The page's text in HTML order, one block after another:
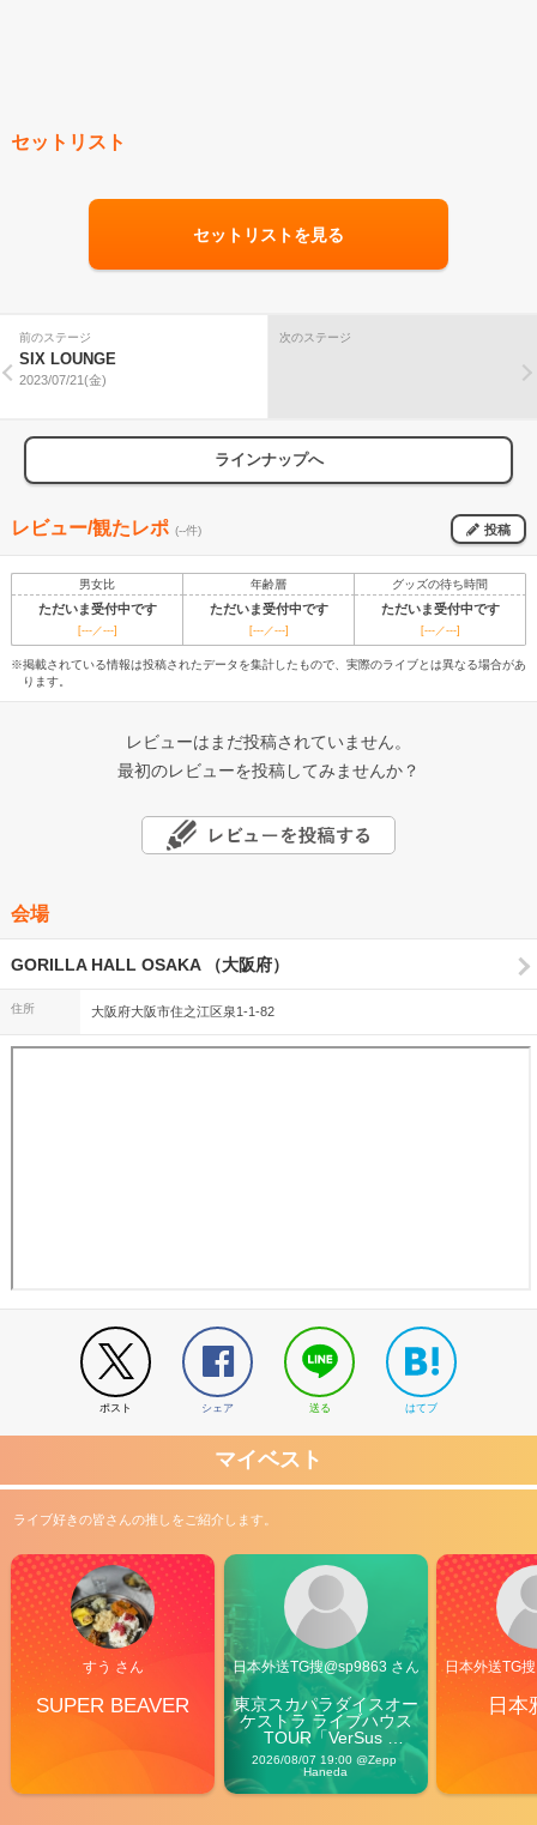
セットリスト
セットリストを見る
前のステージ
SIX LOUNGE
2023/07/21(金)
次のステージ
ラインナップへ
レビュー/観たレポ (--件) 投稿
男女比 年齢層 グッズの待ち時間
ただいま受付中です ただいま受付中です ただいま受付中です
[---／---] [---／---] [---／---]
※掲載されている情報は投稿されたデータを集計したもので、実際のライブとは異なる場合があ
ります。
レビューはまだ投稿されていません。
最初のレビューを投稿してみませんか？
会場
GORILLA HALL OSAKA （大阪府）
住所 大阪府大阪市住之江区泉1-1-82
ポスト シェア 送る はてブ
マイベスト
ライブ好きの皆さんの推しをご紹介します。
すう さん
SUPER BEAVER
日本外送TG搜@sp9863 さん
東京スカパラダイスオー
ケストラ ライブハウス
TOUR「VerSus
Carnival」
2026/08/07 19:00 @Zepp
Haneda
日本外送TG
日本